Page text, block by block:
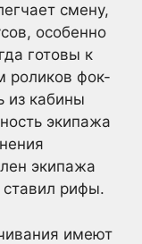
смену,
особенно
готовы к
роликов фок-
из кабины
экипажа
экипажа
рифы.
имеют